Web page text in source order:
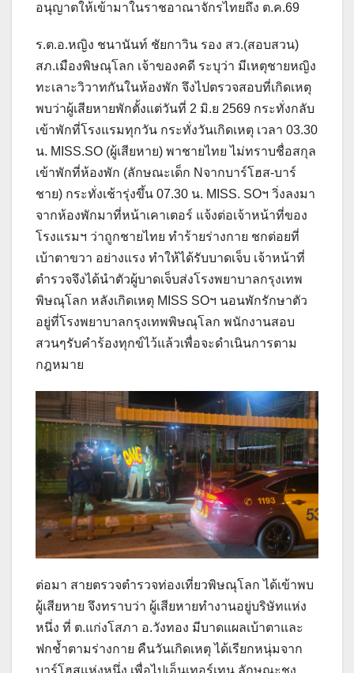
อนุญาตให้เข้ามาในราชอาณาจักรไทยถึง ต.ค.69
ร.ต.อ.หญิง ชนานันท์ ชัยกาวิน รอง สว.(สอบสวน)
สภ.เมืองพิษณุโลก เจ้าของคดี ระบุว่า มีเหตุชายหญิง
ทะเลาะวิวาทกันในห้องพัก จึงไปตรวจสอบที่เกิดเหตุ
พบว่าผู้เสียหายพักตั้งแต่วันที่ 2 มิ.ย 2569 กระทั่งกลับ
เข้าพักที่โรงแรมทุกวัน กระทั่งวันเกิดเหตุ เวลา 03.30
น. MISS.SO (ผู้เสียหาย) พาชายไทย ไม่ทราบชื่อสกุล
เข้าพักที่ห้องพัก (ลักษณะเด็ก Nจากบาร์โฮส-บาร์
ชาย) กระทั่งเช้ารุ่งขึ้น 07.30 น. MISS. SOฯ วิ่งลงมา
จากห้องพักมาที่หน้าเคาเตอร์ แจ้งต่อเจ้าหน้าที่ของ
โรงแรมฯ ว่าถูกชายไทย ทำร้ายร่างกาย ชกต่อยที่
เบ้าตาขวา อย่างแรง ทำให้ได้รับบาดเจ็บ เจ้าหน้าที่
ตำรวจจึงได้นำตัวผู้บาดเจ็บส่งโรงพยาบาลกรุงเทพ
พิษณุโลก หลังเกิดเหตุ MISS SOฯ นอนพักรักษาตัว
อยู่ที่โรงพยาบาลกรุงเทพพิษณุโลก พนักงานสอบ
สวนๆรับคำร้องทุกข์ไว้แล้วเพื่อจะดำเนินการตาม
กฎหมาย
ต่อมา สายตรวจตำรวจท่องเที่ยวพิษณุโลก ได้เข้าพบ
ผู้เสียหาย จึงทราบว่า ผู้เสียหายทำงานอยู่บริษัทแห่ง
หนึ่ง ที่ ต.แก่งโสภา อ.วังทอง มีบาดแผลเบ้าตาและ
ฟกช้ำตามร่างกาย คืนวันเกิดเหตุ ได้เรียกหนุ่มจาก
บาร์โฮสแห่งหนึ่ง เพื่อไปเอ็นเทอร์เทน ลักษณะชง